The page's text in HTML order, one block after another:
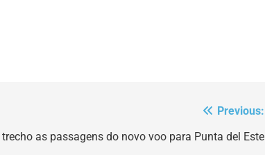
Previous:
as passagens do novo voo para Punta del Este